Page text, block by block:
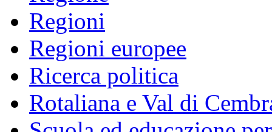
Regioni
Regioni europee
Ricerca politica
Rotaliana e Val di